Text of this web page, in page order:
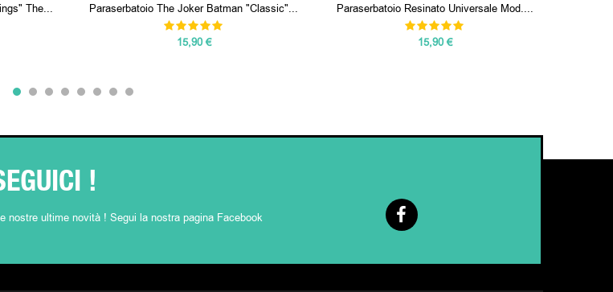
The... Paraserbatoio The Joker Batman "Classic"...
15,90 €
Paraserbatoio Resinato Universale Mod....
15,90 €
!
nostre ultime novità ! Segui la nostra pagina Facebook